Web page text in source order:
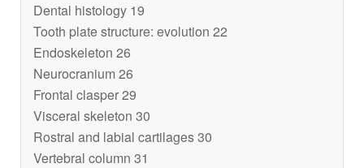
Dental histology 19
Tooth plate structure: evolution 22
Endoskeleton 26
Neurocranium 26
Frontal clasper 29
Visceral skeleton 30
Rostral and labial cartilages 30
Vertebral column 31